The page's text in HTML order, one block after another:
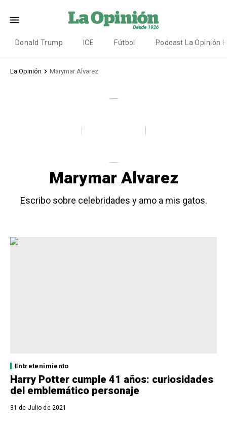
Donald Trump ICE Fútbol Podcast La Opinión
La Opinión Marymar Alvarez
Marymar Alvarez
Escribo sobre celebridades y amo a mis gatos.
Entretenimiento
Harry Potter cumple 41 años: curiosidades
del emblemático personaje
31 de Julio de 2021